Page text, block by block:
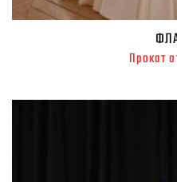
Прокат